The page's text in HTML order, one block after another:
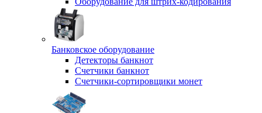
Банковское оборудование
Детекторы банкнот
Счетчики банкнот
Счетчики-сортировщики монет